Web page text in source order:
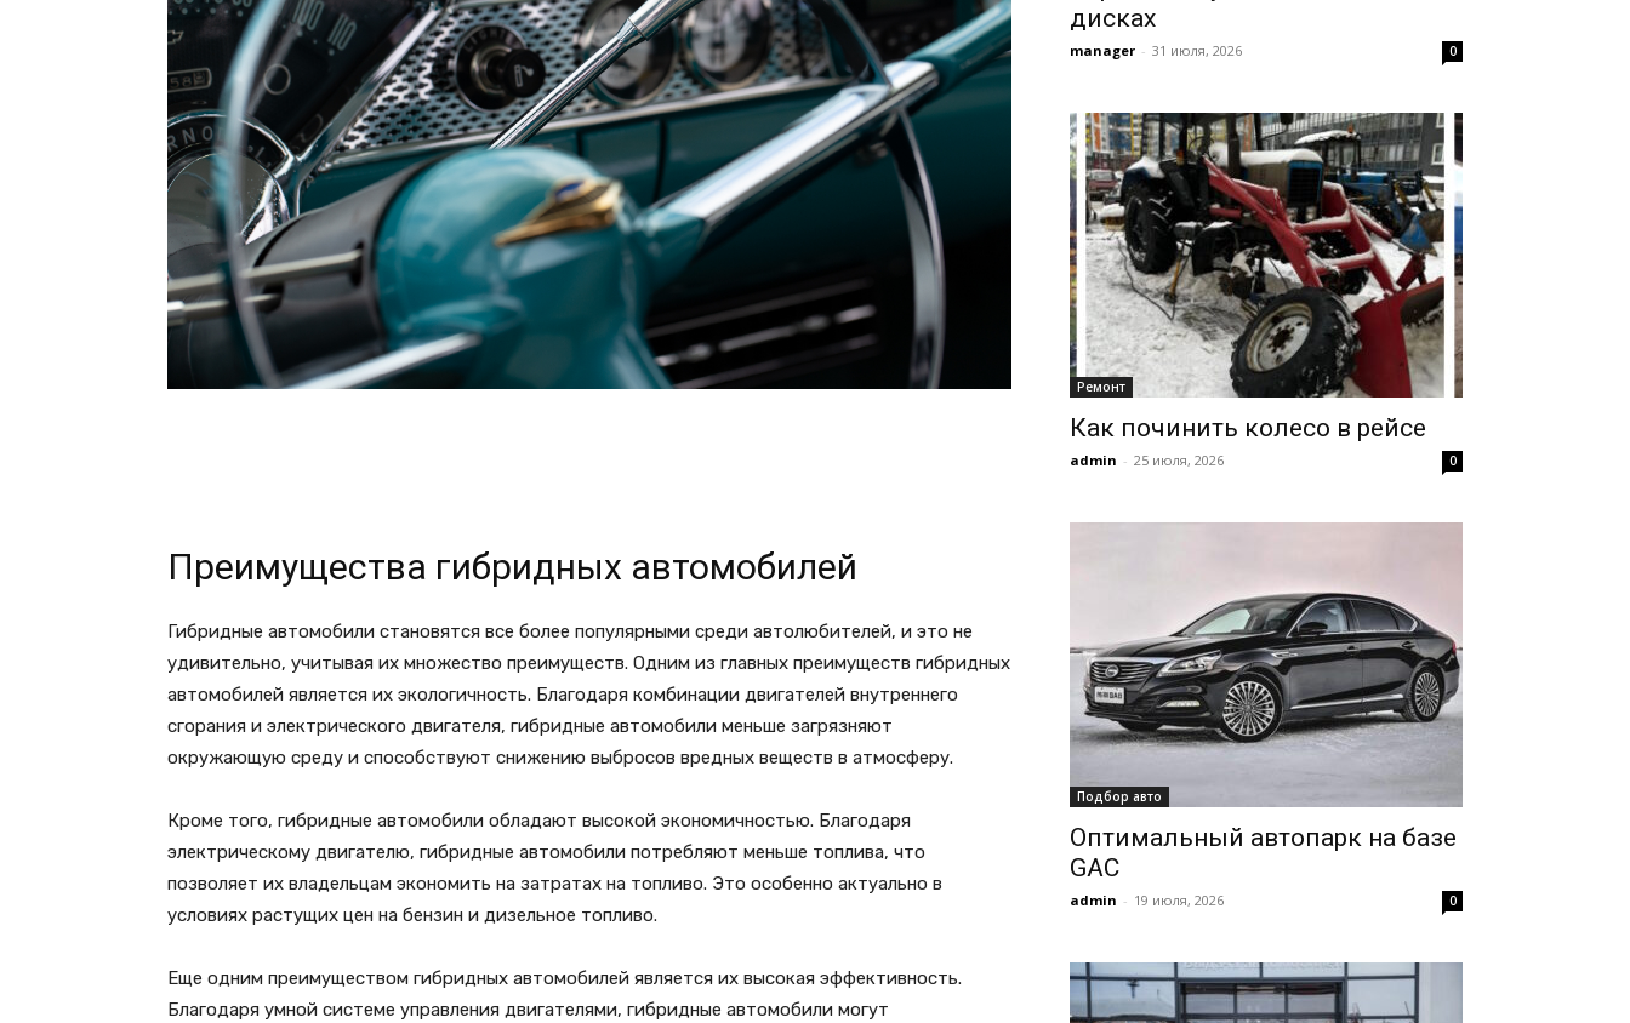
Преимущества гибридных автомобилей
Гибридные автомобили становятся все более популярными среди автолюбителей, и это не
удивительно, учитывая их множество преимуществ. Одним из главных преимуществ гибридных
автомобилей является их экологичность. Благодаря комбинации двигателей внутреннего
сгорания и электрического двигателя, гибридные автомобили меньше загрязняют
окружающую среду и способствуют снижению выбросов вредных веществ в атмосферу.
Кроме того, гибридные автомобили обладают высокой экономичностью. Благодаря
электрическому двигателю, гибридные автомобили потребляют меньше топлива, что
позволяет их владельцам экономить на затратах на топливо. Это особенно актуально в
условиях растущих цен на бензин и дизельное топливо.
Еще одним преимуществом гибридных автомобилей является их высокая эффективность.
Благодаря умной системе управления двигателями, гибридные автомобили могут
дисках
manager - 31 июля, 2026 0
Ремонт
Как починить колесо в рейсе
admin - 25 июля, 2026 0
Подбор авто
Оптимальный автопарк на базе
GAC
admin - 19 июля, 2026 0